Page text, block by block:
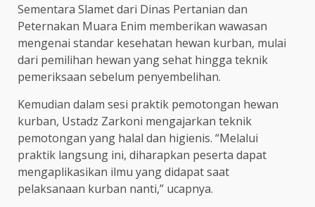
Sementara Slamet dari Dinas Pertanian dan
Peternakan Muara Enim memberikan wawasan
mengenai standar kesehatan hewan kurban, mulai
dari pemilihan hewan yang sehat hingga teknik
pemeriksaan sebelum penyembelihan.
Kemudian dalam sesi praktik pemotongan hewan
kurban, Ustadz Zarkoni mengajarkan teknik
pemotongan yang halal dan higienis. “Melalui
praktik langsung ini, diharapkan peserta dapat
mengaplikasikan ilmu yang didapat saat
pelaksanaan kurban nanti,” ucapnya.